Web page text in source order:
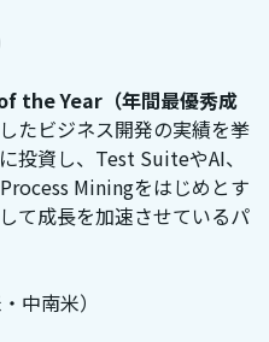
the Year（年間最優秀成
たビジネス開発の実績を挙
投資し、Test SuiteやAI、
Miningをはじめとす
て成長を加速させているパ
中南米）